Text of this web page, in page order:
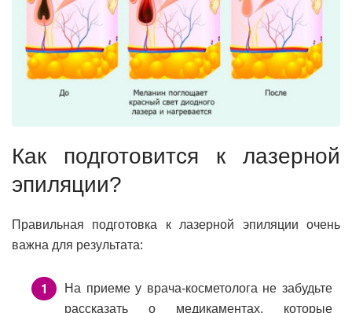
Как подготовится к лазерной
эпиляции?
Правильная подготовка к лазерной эпиляции очень
важна для результата:
На приеме у врача-косметолога не забудьте
рассказать о медикаментах, которые